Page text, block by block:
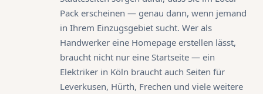
Pack erscheinen — genau dann, wenn jemand
in Ihrem Einzugsgebiet sucht. Wer als
Handwerker eine Homepage erstellen lässt,
braucht nicht nur eine Startseite — ein
Elektriker in Köln braucht auch Seiten für
Leverkusen, Hürth, Frechen und viele weitere